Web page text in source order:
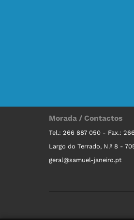
Morada / Contactos
Tel.: 266 887 050 - Fax.:
Largo do Terrado, N.º 8 -
geral@samuel-janeiro.pt